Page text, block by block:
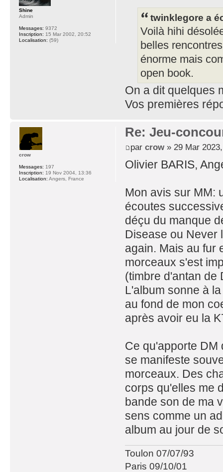
twinklegore a
Voilà hihi
belles
énorme mais
open book.
On a dit quelques
Vos premières
Shine
Admin
Messages: 9372
Inscription: 15 Mar 2002, 20:52
Localisation: (59)
Re: Jeu-
par crow» 29 Mar
Olivier BARIS,
Mon avis sur MM:
écoutes
déçu du manque
Disease ou Never
again. Mais au fur
morceaux s'est
(timbre d'antan de
L'album sonne à
au fond de mon
après avoir eu la
Ce qu'apporte DM
se manifeste
morceaux. Des
corps qu'elles me
bande son de ma
sens comme un
album au jour de
Toulon 07/07/93
Paris 09/10/01
crow
Messages: 197
Inscription: 19 Nov 2004, 13:36
Localisation: Angers, France